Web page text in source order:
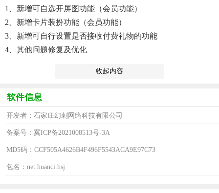
1、新增可自选开屏图功能（会员功能）
2、新增卡片装扮功能（会员功能）
3、新增可自行设置是否接收付费礼物的功能
4、其他问题修复及优化
收起内容
软件信息
开发者：石家庄幻刺网络科技有限公司
备案号：冀ICP备2021008513号-3A
MD5码：CCF505A4626B4F496F5543ACA9E97C73
包名：net.huanci.hsj